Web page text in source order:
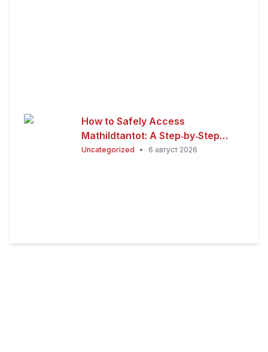
How to Safely Access
Mathildtantot: A Step‑by‑Step
Premium Guide
Uncategorized • 6 август 2026